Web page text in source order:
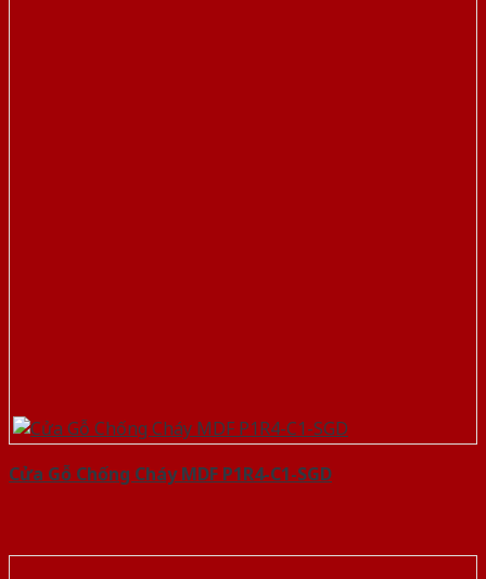
Cửa Gỗ Chống Cháy MDF P1R4-C1-SGD